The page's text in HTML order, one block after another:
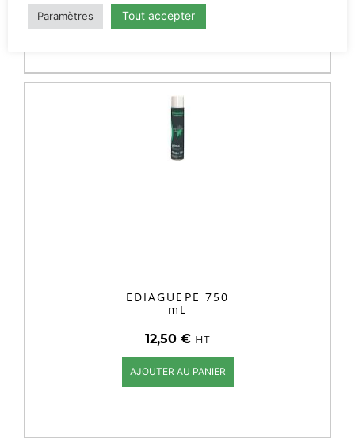
AJOUTER AU PANIER
EDIAGUEPE 750
mL
12,50€ HT
AJOUTER AU PANIER
Paramètres Tout accepter